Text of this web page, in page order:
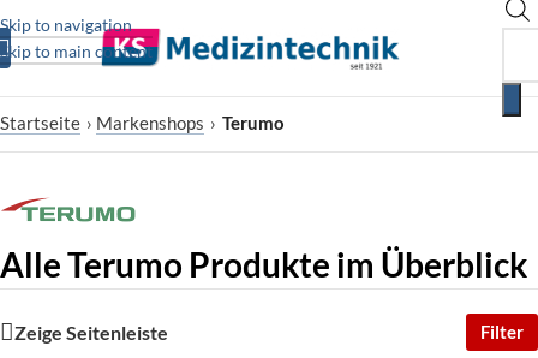
Skip to navigation
Skip to main content
Startseite › Markenshops › Terumo
Alle Terumo Produkte im Überblick
Zeige Seitenleiste Filter